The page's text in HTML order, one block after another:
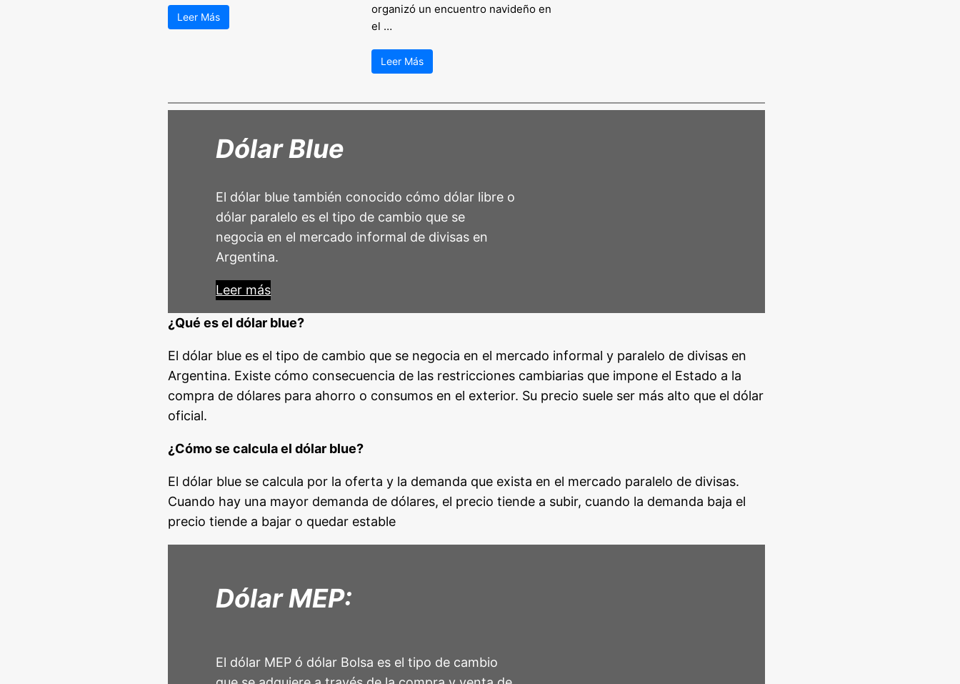
Leer Más
organizó un encuentro navideño en
el …
Leer Más
Dólar Blue
El dólar blue también conocido cómo dólar libre o
dólar paralelo es el tipo de cambio que se
negocia en el mercado informal de divisas en
Argentina.
Leer más
¿Qué es el dólar blue?
El dólar blue es el tipo de cambio que se negocia en el mercado informal y paralelo de divisas en
Argentina. Existe cómo consecuencia de las restricciones cambiarias que impone el Estado a la
compra de dólares para ahorro o consumos en el exterior. Su precio suele ser más alto que el dólar
oficial.
¿Cómo se calcula el dólar blue?
El dólar blue se calcula por la oferta y la demanda que exista en el mercado paralelo de divisas.
Cuando hay una mayor demanda de dólares, el precio tiende a subir, cuando la demanda baja el
precio tiende a bajar o quedar estable
Dólar MEP:
El dólar MEP ó dólar Bolsa es el tipo de cambio